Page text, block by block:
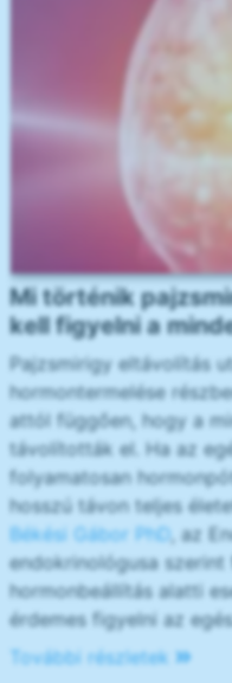
Mi történik
kell figyelni a
Pajzsmirigy eltávolítás
hormontermelése
attól függően, hogy a
távolították el. Ha az
folyamatosan
hosszú távon teljes
Békési Gábor PhD
, az
endokrinológusa
hormonbeállítás alatti
érdemes figyelni az
További részletek